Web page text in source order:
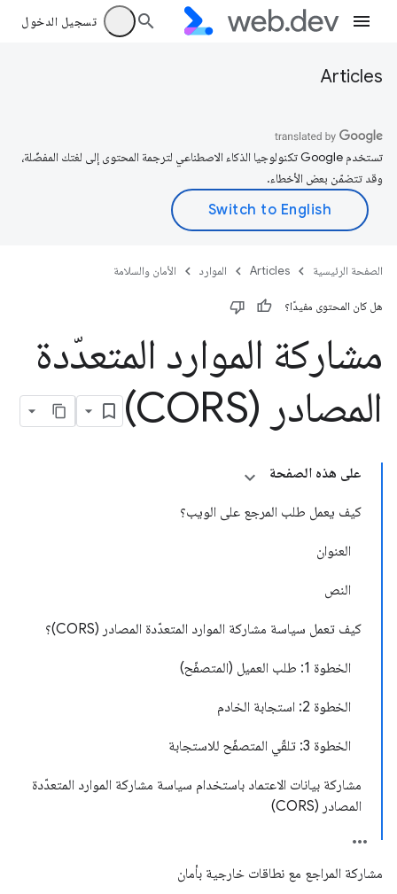
تسجيل الدخول
Articles
تستخدم Google تكنولوجيا الذكاء الاصطناعي لترجمة المحتوى إلى لغتك المفضّلة،
وقد تتضمّن بعض الأخطاء.
الصفحة الرئيسية Articles الموارد الأمان والسلامة
هل كان المحتوى مفيدًا؟
مشاركة الموارد المتعدّدة
المصادر (CORS)
على هذه الصفحة
كيف يعمل طلب المرجع على الويب؟
العنوان
النص
كيف تعمل سياسة مشاركة الموارد المتعدّدة المصادر (CORS)؟
الخطوة 1: طلب العميل (المتصفّح)
الخطوة 2: استجابة الخادم
الخطوة 3: تلقّي المتصفّح للاستجابة
مشاركة بيانات الاعتماد باستخدام سياسة مشاركة الموارد المتعدّدة
المصادر (CORS)
مشاركة المراجع مع نطاقات خارجية بأمان